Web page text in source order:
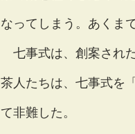
なってしまう。あくま
七事式は、創案され
茶人たちは、七事式を
て非難した。